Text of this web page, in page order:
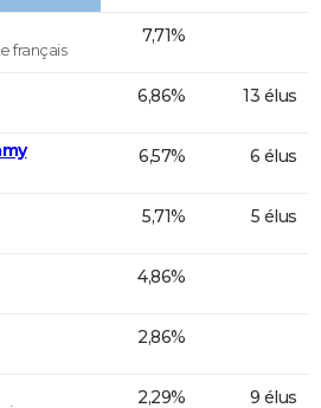
français
7,71%
6,86% 13 élus
6,57% 6 élus
5,71% 5 élus
4,86%
2,86%
2,29% 9 élus